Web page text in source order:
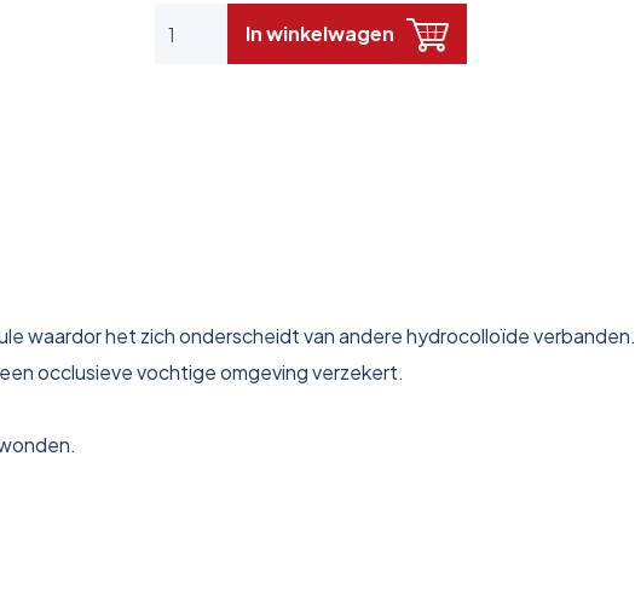
In winkelwagen
waardor het zich onderscheidt van andere hydrocolloïde verbanden.
occlusieve vochtige omgeving verzekert.